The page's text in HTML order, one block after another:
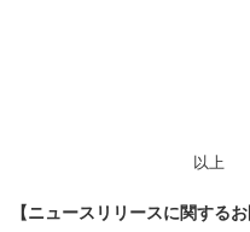
以上
【ニュースリリースに関する